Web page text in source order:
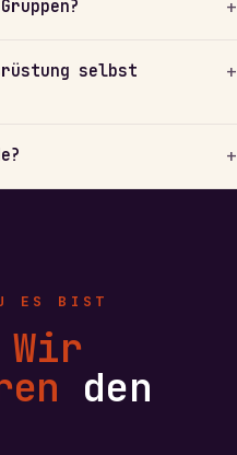
selbst
ES BIST
Wir
den